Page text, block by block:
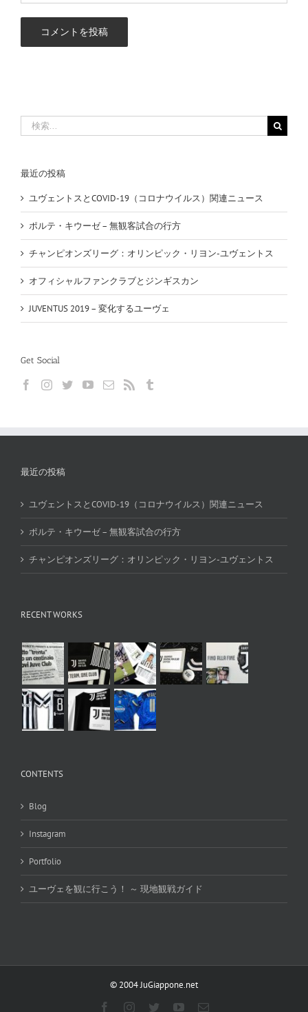
索
最近の投稿
ユヴェントスとCOVID-19（コロナウイルス）関連ニュース
ポルテ・キウーゼ – 無観客試合の行方
チャンピオンズリーグ：オリンピック・リヨン-ユヴェントス
オフィシャルファンクラブとジンギスカン
JUVENTUS 2019 – 変化するユーヴェ
Get Social
最近の投稿
ユヴェントスとCOVID-19（コロナウイルス）関連ニュース
ポルテ・キウーゼ – 無観客試合の行方
チャンピオンズリーグ：オリンピック・リヨン-ユヴェントス
RECENT WORKS
CONTENTS
Blog
Instagram
Portfolio
ユーヴェを観に行こう！ ～ 現地観戦ガイド
© 2004 JuGiappone.net
FacebookInstagram
TwitterYouTube
電